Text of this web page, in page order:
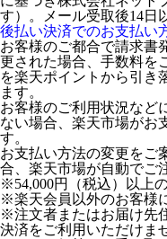
す）。メール受取後14日
後払い決済でのお支払い
お客様のご都合で請求書
更された場合、手数料を
を楽天ポイントから引き
ます。
お客様のご利用状況など
ない場合、楽天市場がお
す。
お支払い方法の変更をご
合、楽天市場が自動でご
※54,000円（税込）以上
※楽天会員以外のお客様
※注文者またはお届け先
決済をご利用いただけま